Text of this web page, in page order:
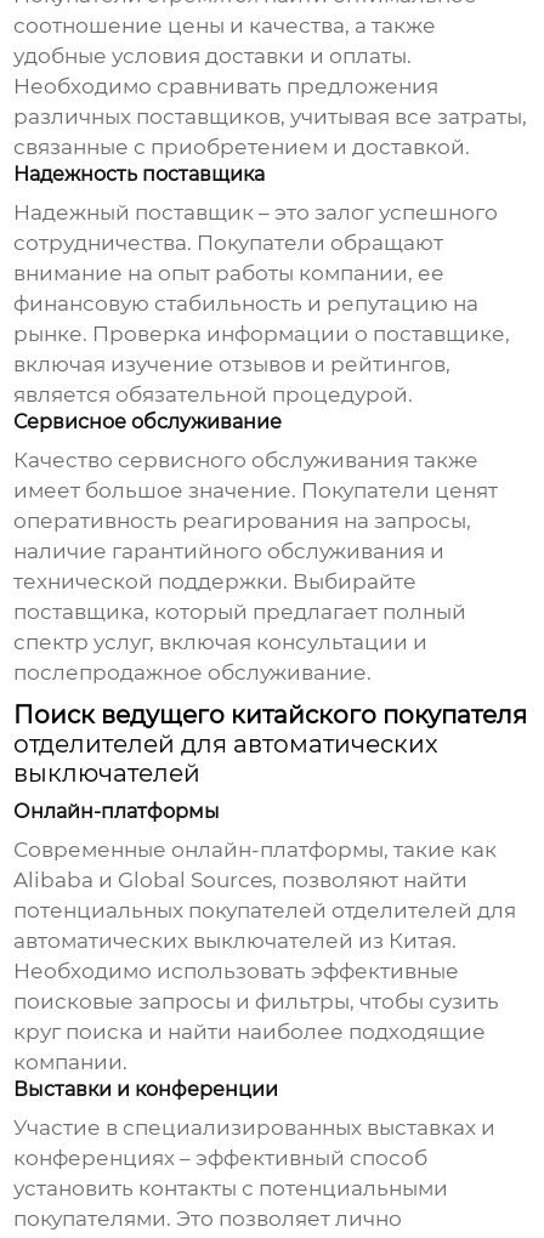
соотношение цены и качества, а также
удобные условия доставки и оплаты.
Необходимо сравнивать предложения
различных поставщиков, учитывая все затраты,
связанные с приобретением и доставкой.
Надежность поставщика
Надежный поставщик – это залог успешного
сотрудничества. Покупатели обращают
внимание на опыт работы компании, ее
финансовую стабильность и репутацию на
рынке. Проверка информации о поставщике,
включая изучение отзывов и рейтингов,
является обязательной процедурой.
Сервисное обслуживание
Качество сервисного обслуживания также
имеет большое значение. Покупатели ценят
оперативность реагирования на запросы,
наличие гарантийного обслуживания и
технической поддержки. Выбирайте
поставщика, который предлагает полный
спектр услуг, включая консультации и
послепродажное обслуживание.
Поиск ведущего китайского покупателя
отделителей для автоматических
выключателей
Онлайн-платформы
Современные онлайн-платформы, такие как
Alibaba и Global Sources, позволяют найти
потенциальных покупателей отделителей для
автоматических выключателей из Китая.
Необходимо использовать эффективные
поисковые запросы и фильтры, чтобы сузить
круг поиска и найти наиболее подходящие
компании.
Выставки и конференции
Участие в специализированных выставках и
конференциях – эффективный способ
установить контакты с потенциальными
покупателями. Это позволяет лично